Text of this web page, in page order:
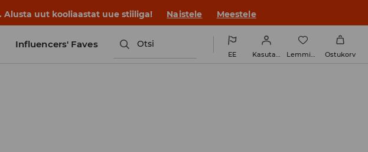
Alusta uut kooliaastat uue stiiliga! Naistele Meestele
Influencers' Faves Otsi
EE Kasutaja Lemmikud Ostukorv